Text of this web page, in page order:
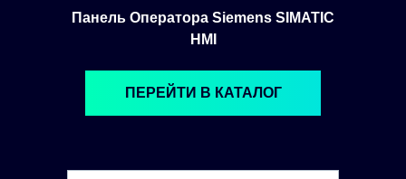
Панель Оператора Siemens SIMATIC
HMI
ПЕРЕЙТИ В КАТАЛОГ